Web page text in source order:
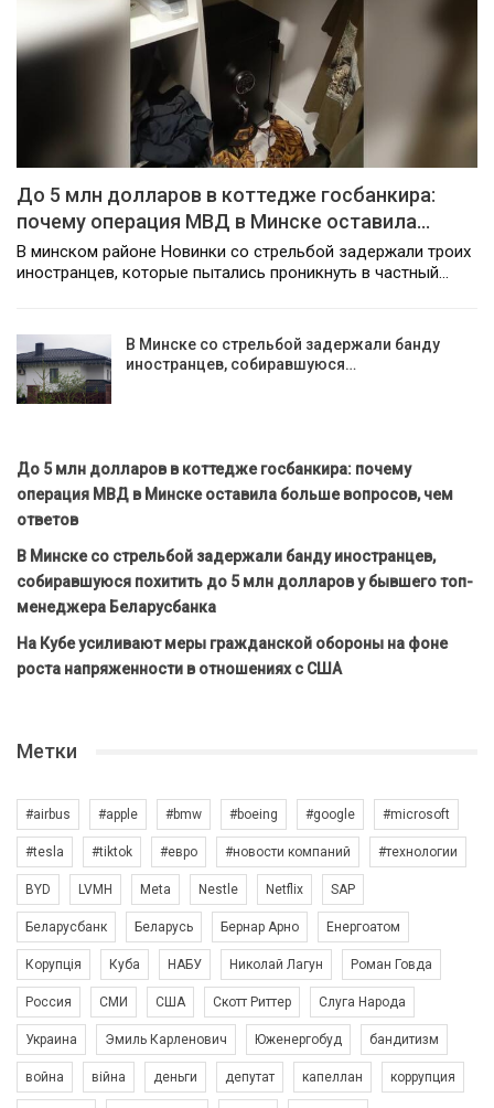
До 5 млн долларов в коттедже госбанкира:
почему операция МВД в Минске оставила…
В минском районе Новинки со стрельбой задержали троих
иностранцев, которые пытались проникнуть в частный…
В Минске со стрельбой задержали банду
иностранцев, собиравшуюся…
До 5 млн долларов в коттедже госбанкира: почему
операция МВД в Минске оставила больше вопросов, чем
ответов
В Минске со стрельбой задержали банду иностранцев,
собиравшуюся похитить до 5 млн долларов у бывшего топ-
менеджера Беларусбанка
На Кубе усиливают меры гражданской обороны на фоне
роста напряженности в отношениях с США
Метки
#airbus #apple #bmw #boeing #google #microsoft
#tesla #tiktok #евро #новости компаний #технологии
BYD LVMH Meta Nestle Netflix SAP
Беларусбанк Беларусь Бернар Арно Енергоатом
Корупція Куба НАБУ Николай Лагун Роман Говда
Россия СМИ США Скотт Риттер Слуга Народа
Украина Эмиль Карленович Юженергобуд бандитизм
война війна деньги депутат капеллан коррупция